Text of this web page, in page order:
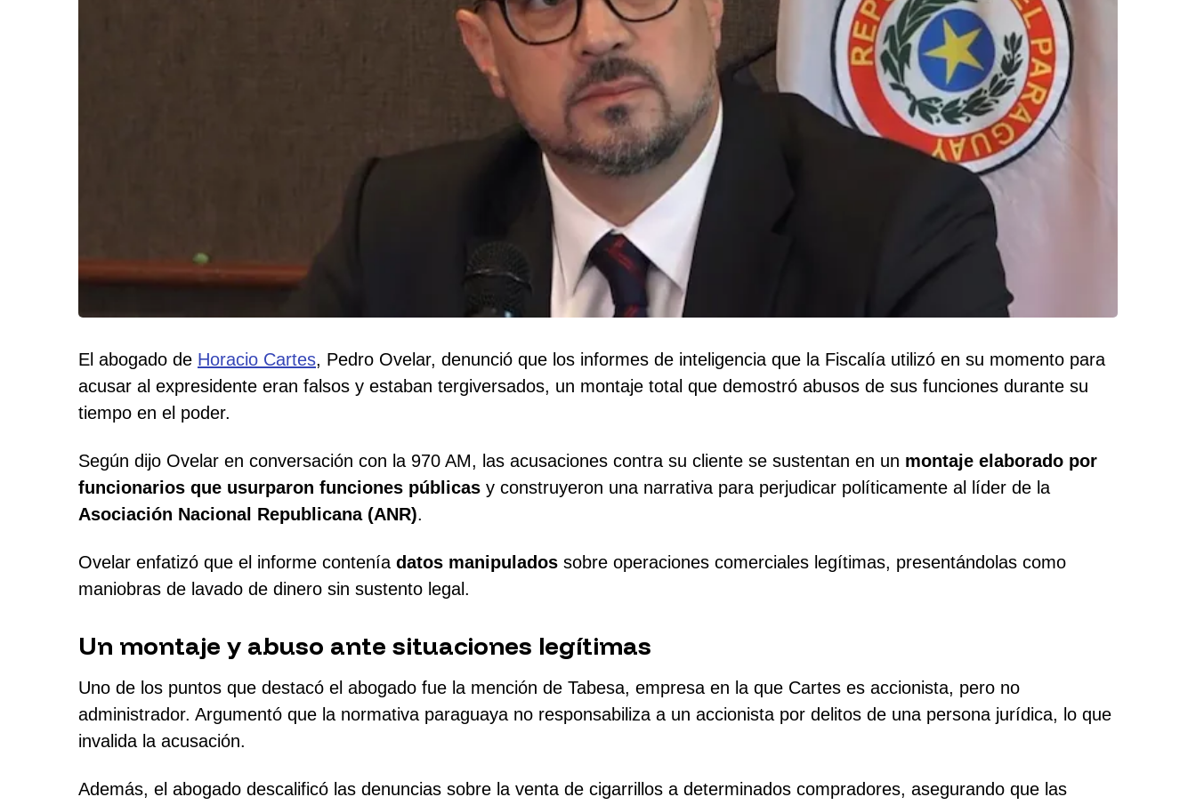
El abogado de Horacio Cartes, Pedro Ovelar, denunció que los informes de inteligencia que la Fiscalía utilizó en su momento para
acusar al expresidente eran falsos y estaban tergiversados, un montaje total que demostró abusos de sus funciones durante su
tiempo en el poder.
Según dijo Ovelar en conversación con la 970 AM, las acusaciones contra su cliente se sustentan en un montaje elaborado por
funcionarios que usurparon funciones públicas y construyeron una narrativa para perjudicar políticamente al líder de la
Asociación Nacional Republicana (ANR).
Ovelar enfatizó que el informe contenía datos manipulados sobre operaciones comerciales legítimas, presentándolas como
maniobras de lavado de dinero sin sustento legal.
Un montaje y abuso ante situaciones legítimas
Uno de los puntos que destacó el abogado fue la mención de Tabesa, empresa en la que Cartes es accionista, pero no
administrador. Argumentó que la normativa paraguaya no responsabiliza a un accionista por delitos de una persona jurídica, lo que
invalida la acusación.
Además, el abogado descalificó las denuncias sobre la venta de cigarrillos a determinados compradores, asegurando que las